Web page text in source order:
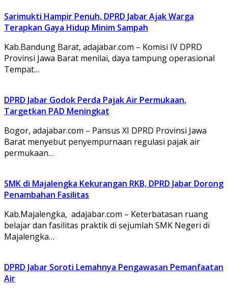
Sarimukti Hampir Penuh, DPRD Jabar Ajak Warga
Terapkan Gaya Hidup Minim Sampah
Kab.Bandung Barat, adajabar.com – Komisi IV DPRD
Provinsi Jawa Barat menilai, daya tampung operasional
Tempat…
DPRD Jabar Godok Perda Pajak Air Permukaan,
Targetkan PAD Meningkat
Bogor, adajabar.com – Pansus XI DPRD Provinsi Jawa
Barat menyebut penyempurnaan regulasi pajak air
permukaan…
SMK di Majalengka Kekurangan RKB, DPRD Jabar Dorong
Penambahan Fasilitas
Kab.Majalengka, adajabar.com – Keterbatasan ruang
belajar dan fasilitas praktik di sejumlah SMK Negeri di
Majalengka…
DPRD Jabar Soroti Lemahnya Pengawasan Pemanfaatan
Air